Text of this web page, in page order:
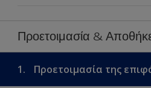
Προετοιμασία &
1. Προετοιμασία της